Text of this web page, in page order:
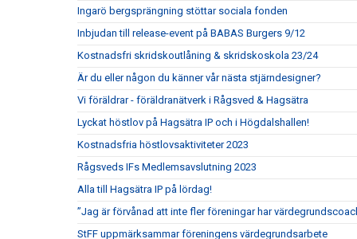
Ingarö bergsprängning stöttar sociala fonden
Inbjudan till release-event på BABAS Burgers 9/12
Kostnadsfri skridskoutlåning & skridskoskola 23/24
Är du eller någon du känner vår nästa stjärndesigner?
Vi föräldrar - föräldranätverk i Rågsved & Hagsätra
Lyckat höstlov på Hagsätra IP och i Högdalshallen!
Kostnadsfria höstlovsaktiviteter 2023
Rågsveds IFs Medlemsavslutning 2023
Alla till Hagsätra IP på lördag!
”Jag är förvånad att inte fler föreningar har
StFF uppmärksammar föreningens värdegrundsarbete